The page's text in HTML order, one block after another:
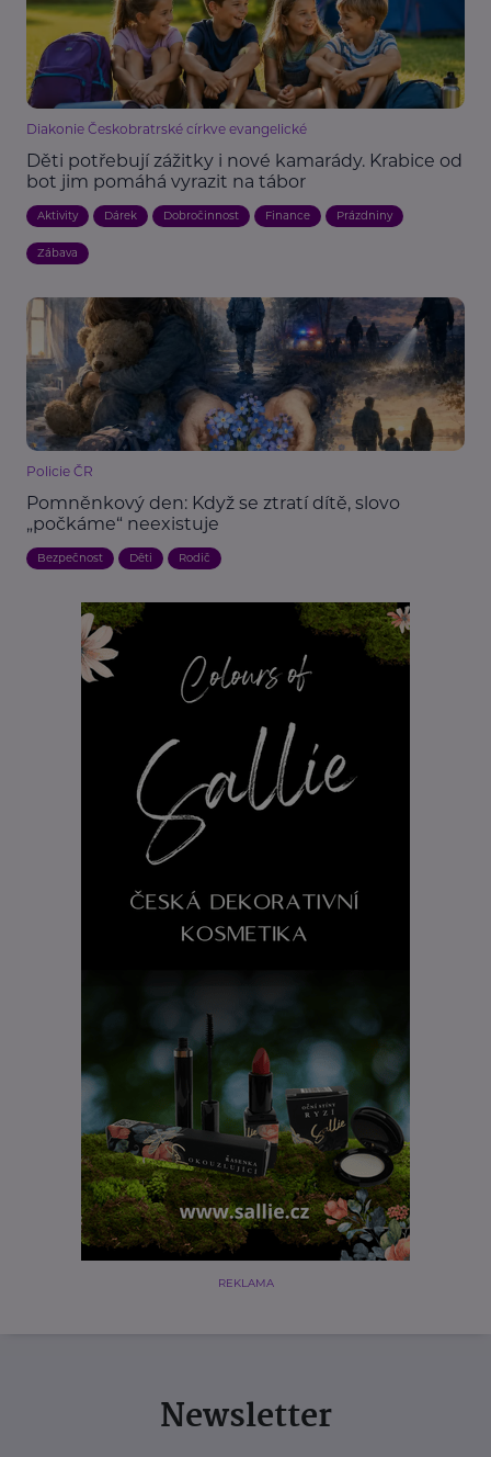
Diakonie Českobratrské církve evangelické
Děti potřebují zážitky i nové kamarády. Krabice od
bot jim pomáhá vyrazit na tábor
Aktivity Dárek Dobročinnost Finance Prázdniny
Zábava
Policie ČR
Pomněnkový den: Když se ztratí dítě, slovo
„počkáme“ neexistuje
Bezpečnost Děti Rodič
REKLAMA
Newsletter